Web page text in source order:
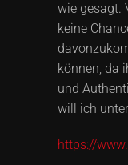
wie gesagt.
keine
können, da
und
will ich
https://